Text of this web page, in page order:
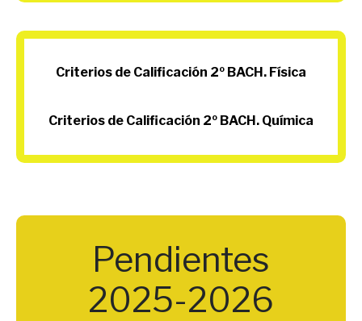
Criterios de Calificación 2º BACH. Física
Criterios de Calificación 2º BACH. Química
Pendientes
2025-2026